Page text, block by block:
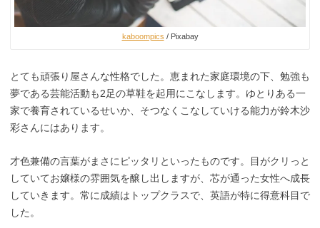
kaboompics / Pixabay
とても頑張り屋さんな性格でした。恵まれた家庭環境の下、勉強も
夢である芸能活動も2足の草鞋を起用にこなします。ゆとりある一
家で養育されているせいか、そつなくこなしていける能力が鈴木沙
彩さんにはあります。
才色兼備の言葉がまさにピッタリといったものです。目がクリっと
していてお嬢様の雰囲気を醸し出しますが、芯が通った女性へ成長
していきます。常に成績はトップクラスで、英語が特に得意科目で
した。